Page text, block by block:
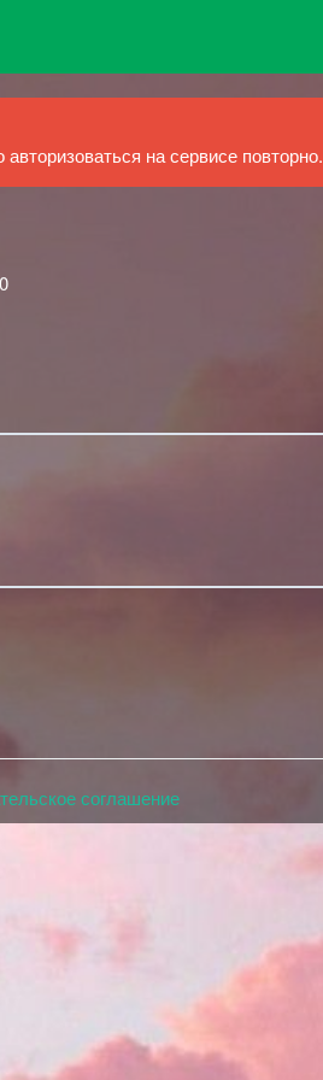
на сервисе повторно.
соглашение